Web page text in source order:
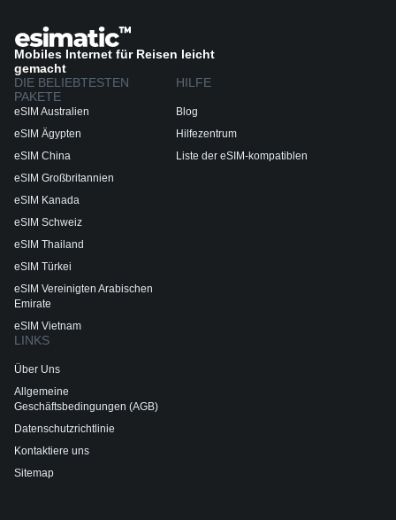
Mobiles Internet für Reisen leicht
gemacht
DIE BELIEBTESTEN
PAKETE
eSIM Australien
eSIM Ägypten
eSIM China
eSIM Großbritannien
eSIM Kanada
eSIM Schweiz
eSIM Thailand
eSIM Türkei
eSIM Vereinigten Arabischen
Emirate
eSIM Vietnam
HILFE
Blog
Hilfezentrum
Liste der eSIM-kompatiblen
LINKS
Über Uns
Allgemeine
Geschäftsbedingungen (AGB)
Datenschutzrichtlinie
Kontaktiere uns
Sitemap